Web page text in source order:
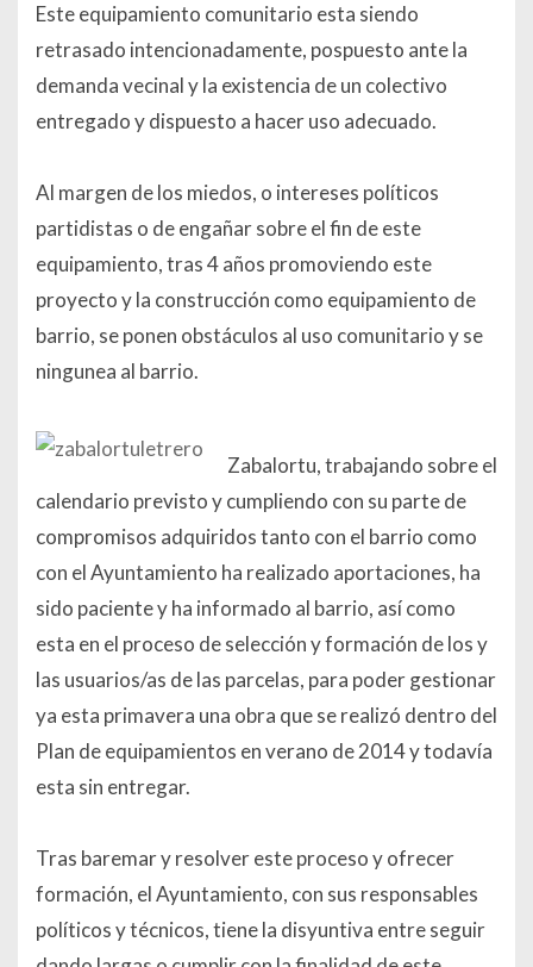
Este equipamiento comunitario esta siendo
retrasado intencionadamente, pospuesto ante la
demanda vecinal y la existencia de un colectivo
entregado y dispuesto a hacer uso adecuado.
Al margen de los miedos, o intereses políticos
partidistas o de engañar sobre el fin de este
equipamiento, tras 4 años promoviendo este
proyecto y la construcción como equipamiento de
barrio, se ponen obstáculos al uso comunitario y se
ningunea al barrio.
Zabalortu, trabajando sobre el
calendario previsto y cumpliendo con su parte de
compromisos adquiridos tanto con el barrio como
con el Ayuntamiento ha realizado aportaciones, ha
sido paciente y ha informado al barrio, así como
esta en el proceso de selección y formación de los y
las usuarios/as de las parcelas, para poder gestionar
ya esta primavera una obra que se realizó dentro del
Plan de equipamientos en verano de 2014 y todavía
esta sin entregar.
Tras baremar y resolver este proceso y ofrecer
formación, el Ayuntamiento, con sus responsables
políticos y técnicos, tiene la disyuntiva entre seguir